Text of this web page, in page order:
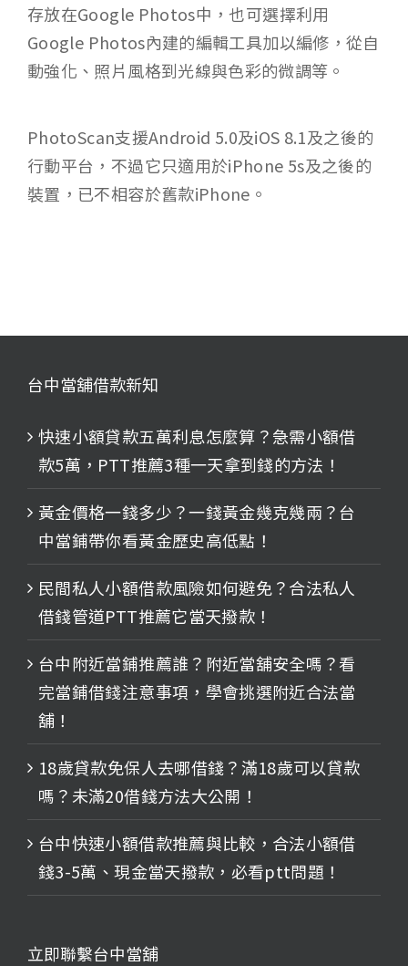
存放在Google Photos中，也可選擇利用
Google Photos內建的編輯工具加以編修，從自
動強化、照片風格到光線與色彩的微調等。
PhotoScan支援Android 5.0及iOS 8.1及之後的
行動平台，不過它只適用於iPhone 5s及之後的
裝置，已不相容於舊款iPhone。
台中當舖借款新知
快速小額貸款五萬利息怎麼算？急需小額借
款5萬，PTT推薦3種一天拿到錢的方法！
黃金價格一錢多少？一錢黃金幾克幾兩？台
中當鋪帶你看黃金歷史高低點！
民間私人小額借款風險如何避免？合法私人
借錢管道PTT推薦它當天撥款！
台中附近當鋪推薦誰？附近當舖安全嗎？看
完當鋪借錢注意事項，學會挑選附近合法當
舖！
18歲貸款免保人去哪借錢？滿18歲可以貸款
嗎？未滿20借錢方法大公開！
台中快速小額借款推薦與比較，合法小額借
錢3-5萬、現金當天撥款，必看ptt問題！
立即聯繫台中當舖